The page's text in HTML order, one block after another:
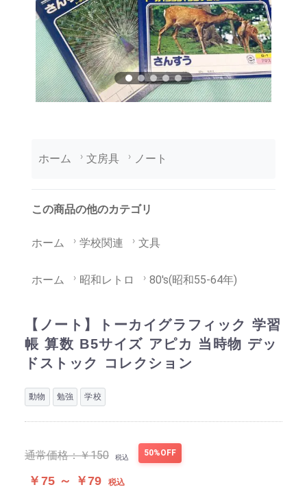
ホーム 文房具 ノート
この商品の他のカテゴリ
ホーム 学校関連 文具
ホーム 昭和レトロ 80's(昭和55-64年)
【ノート】トーカイグラフィック 学習
帳 算数 B5サイズ アピカ 当時物 デッ
ドストック コレクション
動物 勉強 学校
通常価格：￥150 税込 50%OFF
￥75 ～ ￥79 税込